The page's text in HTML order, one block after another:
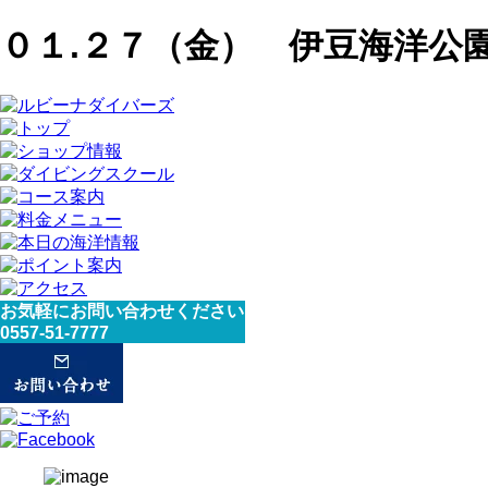
０１.２７（金） 伊豆海洋公
お気軽にお問い合わせください
0557-51-7777